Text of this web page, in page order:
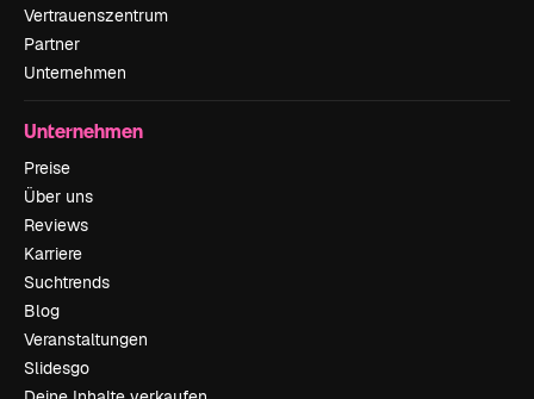
Vertrauenszentrum
Partner
Unternehmen
Unternehmen
Preise
Über uns
Reviews
Karriere
Suchtrends
Blog
Veranstaltungen
Slidesgo